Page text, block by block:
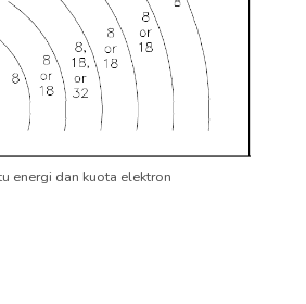
energi dan kuota elektron